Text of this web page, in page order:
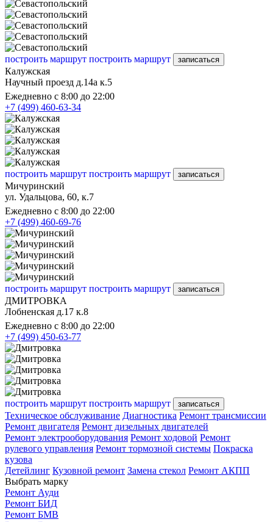
построить маршрут построить маршрут записаться
Калужская
Научный проезд д.14а к.5
Ежедневно с 8:00 до 22:00
+7 (499) 460-63-34
построить маршрут построить маршрут записаться
Мичуринский
ул. Удальцова, 60, к.7
Ежедневно с 8:00 до 22:00
+7 (499) 460-69-76
построить маршрут построить маршрут записаться
ДМИТРОВКА
Лобненская д.17 к.8
Ежедневно с 8:00 до 22:00
+7 (499) 450-63-77
построить маршрут построить маршрут записаться
Техническое обслуживание Диагностика Ремонт трансмиссии
Ремонт двигателя Ремонт дизельных двигателей
Ремонт электрооборудования Ремонт ходовой Ремонт
рулевого управления Ремонт тормозной системы Покраска
кузова
Детейлинг Кузовной ремонт Замена стекол Ремонт АКПП
Выбрать марку
Ремонт Ауди
Ремонт БИД
Ремонт БМВ